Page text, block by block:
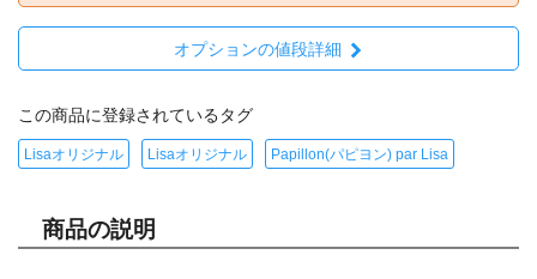
オプションの値段詳細
この商品に登録されているタグ
Lisaオリジナル Lisaオリジナル Papillon(パピヨン) par Lisa
商品の説明